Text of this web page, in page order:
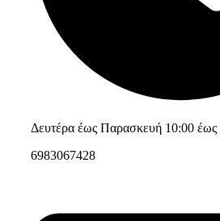
Δευτέρα έως Παρασκευή 10:00 έως
6983067428